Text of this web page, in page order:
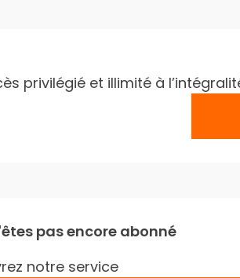
privilégié et illimité à
pas encore abonné
notre service